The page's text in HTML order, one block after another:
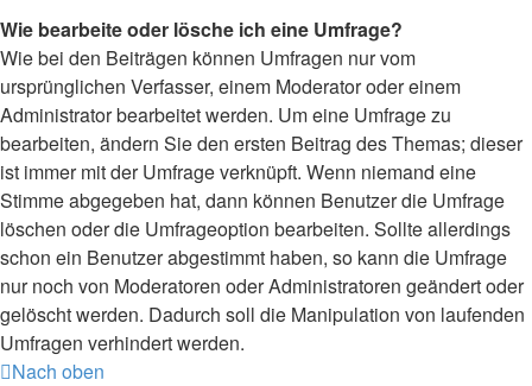
Wie bearbeite oder lösche ich eine Umfrage?
Wie bei den Beiträgen können Umfragen nur vom
ursprünglichen Verfasser, einem Moderator oder einem
Administrator bearbeitet werden. Um eine Umfrage zu
bearbeiten, ändern Sie den ersten Beitrag des Themas; dieser
ist immer mit der Umfrage verknüpft. Wenn niemand eine
Stimme abgegeben hat, dann können Benutzer die Umfrage
löschen oder die Umfrageoption bearbeiten. Sollte allerdings
schon ein Benutzer abgestimmt haben, so kann die Umfrage
nur noch von Moderatoren oder Administratoren geändert oder
gelöscht werden. Dadurch soll die Manipulation von laufenden
Umfragen verhindert werden.
Nach oben